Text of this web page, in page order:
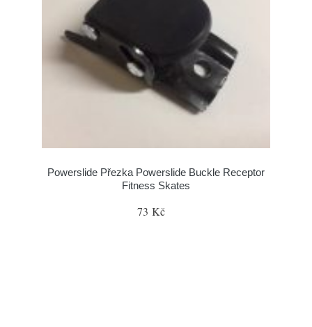
Powerslide Přezka Powerslide Buckle Receptor
Fitness Skates
73 Kč